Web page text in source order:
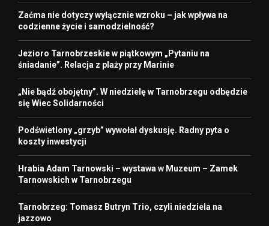
Zaćma nie dotyczy wyłącznie wzroku – jak wpływa na
codzienne życie i samodzielność?
Jezioro Tarnobrzeskie w piątkowym „Pytaniu na
śniadanie”. Relacja z plaży przy Marinie
„Nie bądź obojętny”. W niedzielę w Tarnobrzegu odbędzie
się Wiec Solidarności
Podświetlony „grzyb” wywołał dyskusję. Radny pyta o
koszty inwestycji
Hrabia Adam Tarnowski – wystawa w Muzeum – Zamek
Tarnowskich w Tarnobrzegu
Tarnobrzeg: Tomasz Butryn Trio, czyli niedziela na
jazzowo